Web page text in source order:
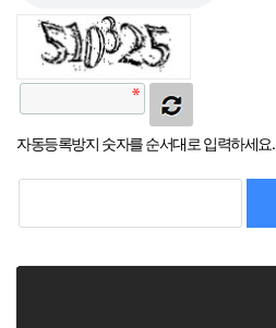
자동등록방지 숫자를 순서대로 입력하세요.